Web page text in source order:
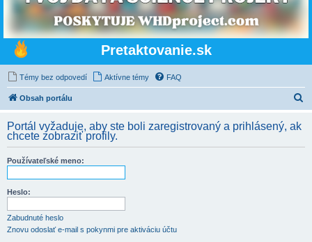
Pretaktovanie.sk
Témy bez odpovedí Aktívne témy FAQ
Obsah portálu
d
Portál vyžaduje, aby ste boli zaregistrovaný a prihlásený, ak
chcete zobraziť profily.
Používateľské meno:
Heslo:
Zabudnuté heslo
Znovu odoslať e-mail s pokynmi pre aktiváciu účtu